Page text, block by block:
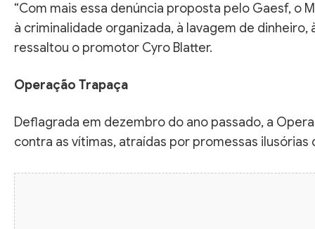
“Com mais essa denúncia proposta pelo Gaesf, o
à criminalidade organizada, à lavagem de
ressaltou o promotor Cyro Blatter.
Operação Trapaça
Deflagrada em dezembro do ano passado, a
contra as vítimas, atraídas por promessas